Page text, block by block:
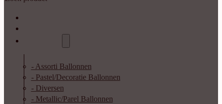
- Assorti Ballonnen
- Pastel/Decoratie Ballonnen
- Diversen
- Metallic/Parel Ballonnen